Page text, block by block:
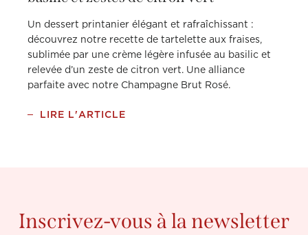
Un dessert printanier élégant et rafraîchissant :
découvrez notre recette de tartelette aux fraises,
sublimée par une crème légère infusée au basilic et
relevée d’un zeste de citron vert. Une alliance
parfaite avec notre Champagne Brut Rosé.
LIRE L'ARTICLE
Inscrivez-vous à la newsletter